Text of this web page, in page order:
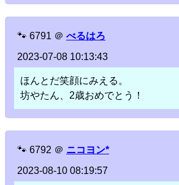
🐾 6791 ＠ べるはろ
2023-07-08 10:13:43
ほんとだ笑顔にみえる。
坊やたん、2歳おめでとう！
🐾 6792 ＠ ニコヨン*
2023-08-10 08:19:57